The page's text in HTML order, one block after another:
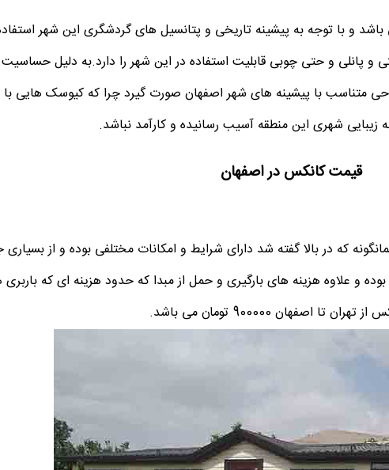
و با توجه به پیشینه تاریخی و پتانسیل های گردشگری این شهر
و پانلی و حتی چوبی قابلیت استفاده در این شهر را دارد.به دلیل
متناسب با پیشینه های شهر اصفهان صورت گیرد چرا که کیوسک هایی
شهری این منطقه آسیب رسانیده و کارآمد نباشد.
قیمت کانکس در اصفهان
که در بالا گفته شد دارای شرایط و امکانات مختلفی بوده و از
و علاوه هزینه های بارگیری و حمل از مبدا که حدود هزینه ای که باربری
تا اصفهان 900000 تومان می باشد.